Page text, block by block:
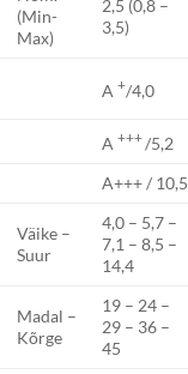
(Min-
Max)
2,5 (0,8 –
3,5)
A+/4,0
A+++/5,2
A+++ / 10,5
Väike –
Suur
4,0 – 5,7 –
7,1 – 8,5 –
14,4
Madal –
Kõrge
19 – 24 –
29 – 36 –
45